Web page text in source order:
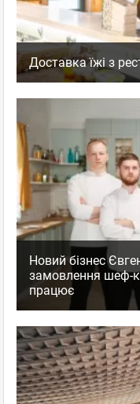
Доставка їжі з
Новий бізнес
замовлення шеф-
працює